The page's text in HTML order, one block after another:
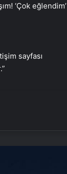
‘Çok eğlendim’
sayfası
Sabit
Ajansı ve Web